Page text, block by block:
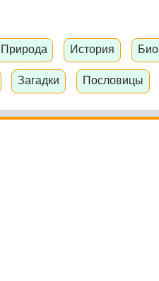
Природа История
Загадки Пословицы